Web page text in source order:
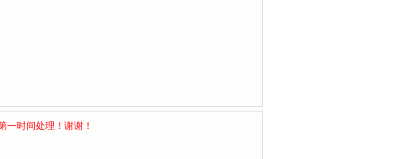
时间处理！谢谢！